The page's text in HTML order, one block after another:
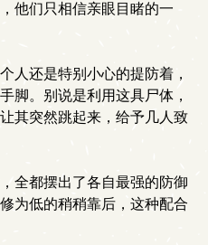
他们只相信亲眼目睹的一
人还是特别小心的提防着，
脚。别说是利用这具尸体，
其突然跳起来，给予几人致
全都摆出了各自最强的防御
为低的稍稍靠后，这种配合